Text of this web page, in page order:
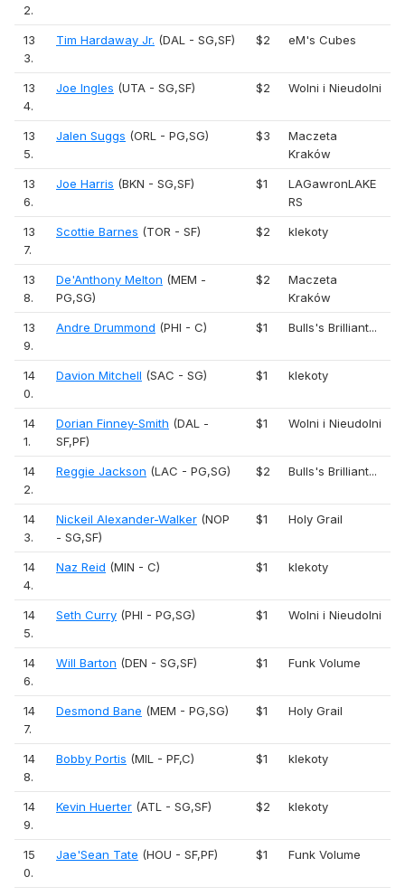
2.
13
3.
Tim Hardaway Jr. (DAL - SG,SF) $2 eM's Cubes
13
4.
Joe Ingles (UTA - SG,SF) $2 Wolni i Nieudolni
13
5.
Jalen Suggs (ORL - PG,SG) $3
Maczeta
Kraków
13
6.
Joe Harris (BKN - SG,SF) $1
LAGawronLAKE
RS
13
7.
Scottie Barnes (TOR - SF) $2 klekoty
13
8.
De'Anthony Melton (MEM -
PG,SG)
$2
Maczeta
Kraków
13
9.
Andre Drummond (PHI - C) $1 Bulls's Brilliant...
14
0.
Davion Mitchell (SAC - SG) $1 klekoty
14
1.
Dorian Finney-Smith (DAL -
SF,PF)
$1 Wolni i Nieudolni
14
2.
Reggie Jackson (LAC - PG,SG) $2 Bulls's Brilliant...
14
3.
Nickeil Alexander-Walker (NOP
- SG,SF)
$1 Holy Grail
14
4.
Naz Reid (MIN - C) $1 klekoty
14
5.
Seth Curry (PHI - PG,SG) $1 Wolni i Nieudolni
14
6.
Will Barton (DEN - SG,SF) $1 Funk Volume
14
7.
Desmond Bane (MEM - PG,SG) $1 Holy Grail
14
8.
Bobby Portis (MIL - PF,C) $1 klekoty
14
9.
Kevin Huerter (ATL - SG,SF) $2 klekoty
15
0.
Jae'Sean Tate (HOU - SF,PF) $1 Funk Volume